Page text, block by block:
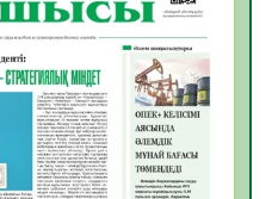
қарсы иммундау
31
28
мәлімет